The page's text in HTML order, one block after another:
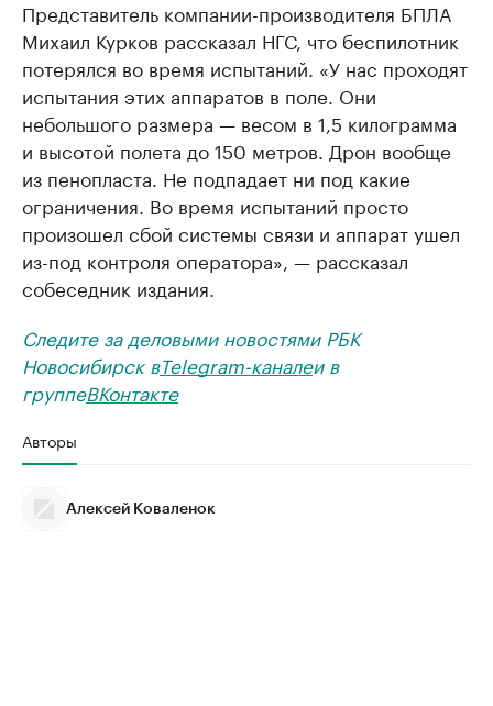
Представитель компании-производителя БПЛА
Михаил Курков рассказал НГС, что беспилотник
потерялся во время испытаний. «У нас проходят
испытания этих аппаратов в поле. Они
небольшого размера — весом в 1,5 килограмма
и высотой полета до 150 метров. Дрон вообще
из пенопласта. Не подпадает ни под какие
ограничения. Во время испытаний просто
произошел сбой системы связи и аппарат ушел
из-под контроля оператора», — рассказал
собеседник издания.
Следите за деловыми новостями РБК
Новосибирск вTelegram-каналеи в
группеВКонтакте
Авторы
Алексей Коваленок